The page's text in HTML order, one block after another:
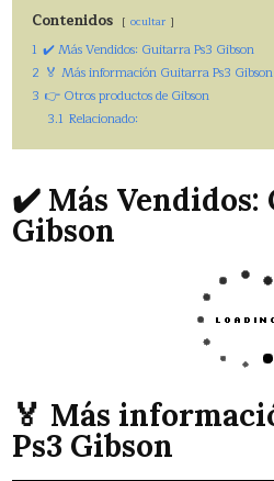
Contenidos ocultar
1 ✔️ Más Vendidos: Guitarra Ps3 Gibson
2 🏅 Más información Guitarra Ps3 Gibson
3 👉 Otros productos de Gibson
3.1 Relacionado:
✔️ Más Vendidos:
Gibson
🏅 Más
Ps3 Gibson